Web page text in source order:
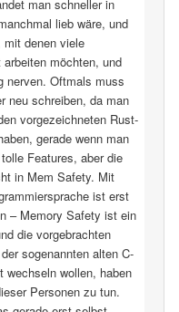
man schneller in
lieb wäre, und
denen viele
möchten, und
nerven. Oftmals muss
neu schreiben, da man
vorgezeichneten Rust-
gerade wenn man
Features, aber die
in Mem Safety. Mit
ist erst
– Memory Safety ist ein
die vorgebrachten
sogenannten alten C-
wechseln wollen, haben
Personen zu tun.